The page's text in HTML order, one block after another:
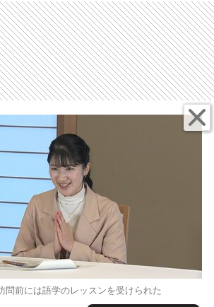
問前には語学のレッスンを受けられた